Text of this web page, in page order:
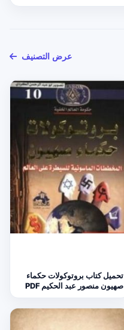
عرض التصنيف
تحميل كتاب بروتوكولات حكماء
صهيون منصور عبد الحكيم PDF
مجانا